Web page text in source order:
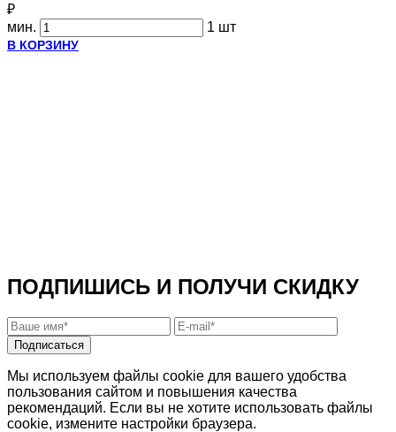
₽
мин.
1 шт
В КОРЗИНУ
ПОДПИШИСЬ И ПОЛУЧИ СКИДКУ
Подписаться
Мы используем файлы cookie для вашего удобства
пользования сайтом и повышения качества
рекомендаций. Если вы не хотите использовать файлы
cookie, измените настройки браузера.